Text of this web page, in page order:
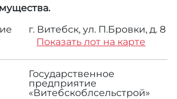
г. Витебск, ул. П.Бровки, д. 8
Показать лот на карте
Государственное
предприятие
«Витебскоблсельстрой»